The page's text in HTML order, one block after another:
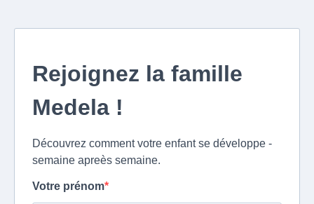
Rejoignez la famille
Medela !
Découvrez comment votre enfant se développe -
semaine apreès semaine.
Votre prénom